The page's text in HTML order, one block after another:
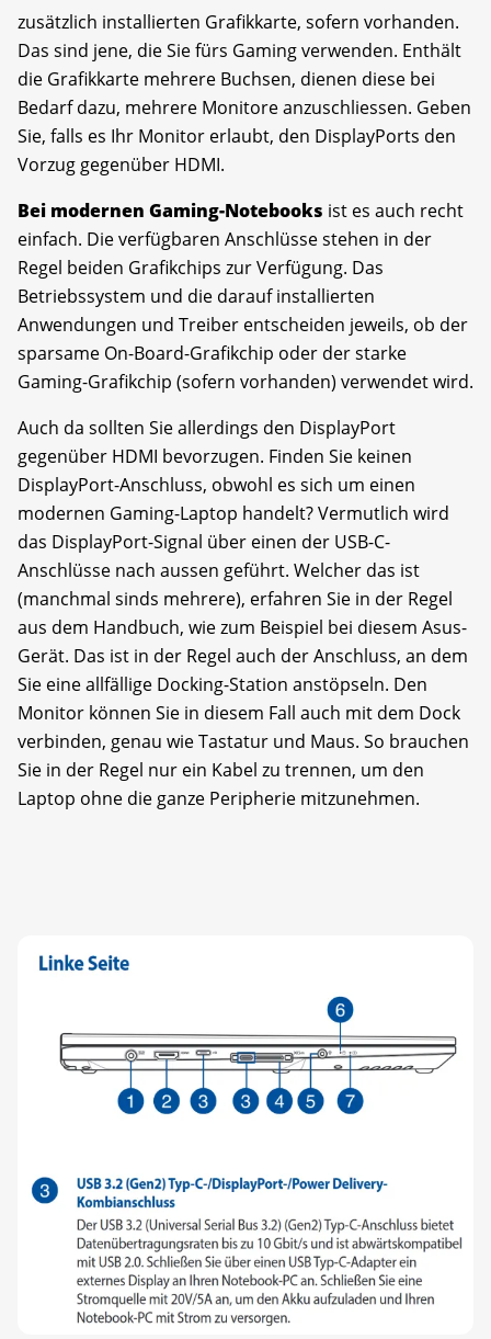
zusätzlich installierten Grafikkarte, sofern vorhanden.
Das sind jene, die Sie fürs Gaming verwenden. Enthält
die Grafikkarte mehrere Buchsen, dienen diese bei
Bedarf dazu, mehrere Monitore anzuschliessen. Geben
Sie, falls es Ihr Monitor erlaubt, den DisplayPorts den
Vorzug gegenüber HDMI.
Bei modernen Gaming-Notebooks ist es auch recht
einfach. Die verfügbaren Anschlüsse stehen in der
Regel beiden Grafikchips zur Verfügung. Das
Betriebssystem und die darauf installierten
Anwendungen und Treiber entscheiden jeweils, ob der
sparsame On-Board-Grafikchip oder der starke
Gaming-Grafikchip (sofern vorhanden) verwendet wird.
Auch da sollten Sie allerdings den DisplayPort
gegenüber HDMI bevorzugen. Finden Sie keinen
DisplayPort-Anschluss, obwohl es sich um einen
modernen Gaming-Laptop handelt? Vermutlich wird
das DisplayPort-Signal über einen der USB-C-
Anschlüsse nach aussen geführt. Welcher das ist
(manchmal sinds mehrere), erfahren Sie in der Regel
aus dem Handbuch, wie zum Beispiel bei diesem Asus-
Gerät. Das ist in der Regel auch der Anschluss, an dem
Sie eine allfällige Docking-Station anstöpseln. Den
Monitor können Sie in diesem Fall auch mit dem Dock
verbinden, genau wie Tastatur und Maus. So brauchen
Sie in der Regel nur ein Kabel zu trennen, um den
Laptop ohne die ganze Peripherie mitzunehmen.